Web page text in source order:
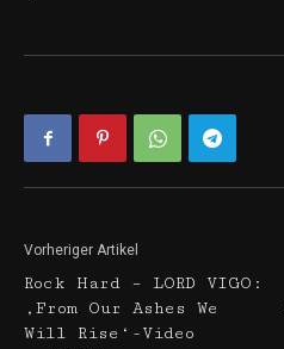
Vorheriger Artikel
Rock Hard – LORD VIGO:
‚From Our Ashes We
Will Rise‘-Video